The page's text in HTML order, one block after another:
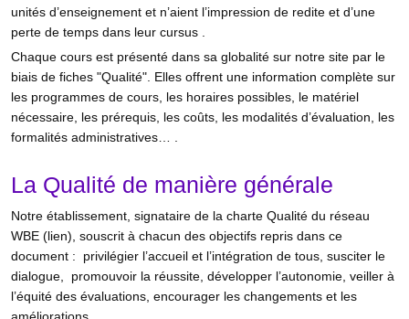
unités d’enseignement et n’aient l’impression de redite et d’une
perte de temps dans leur cursus .
Chaque cours est présenté dans sa globalité sur notre site par le
biais de fiches "Qualité". Elles offrent une information complète sur
les programmes de cours, les horaires possibles, le matériel
nécessaire, les prérequis, les coûts, les modalités d’évaluation, les
formalités administratives… .
La Qualité de manière générale
Notre établissement, signataire de la charte Qualité du réseau
WBE (lien), souscrit à chacun des objectifs repris dans ce
document : privilégier l’accueil et l’intégration de tous, susciter le
dialogue, promouvoir la réussite, développer l’autonomie, veiller à
l’équité des évaluations, encourager les changements et les
améliorations.